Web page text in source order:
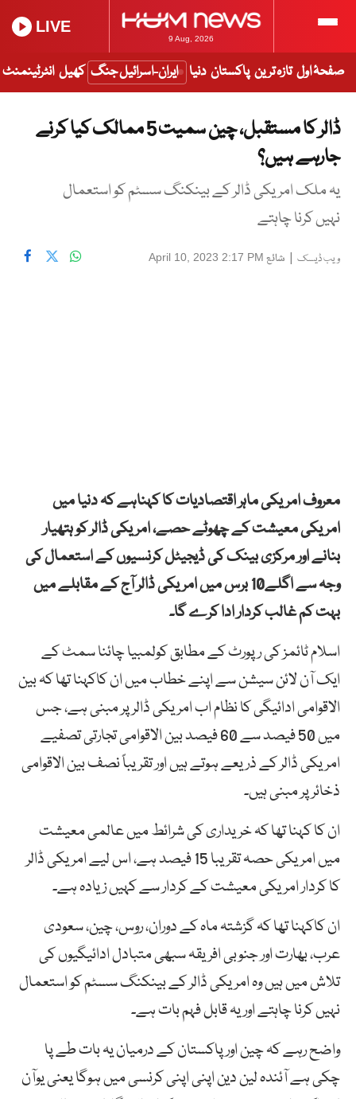
9 Aug, 2026
LIVE
صفحۂ اول تازہ ترین پاکستان دنیا ایران-اسرائیل جنگ کھیل انٹرٹینمنٹ
ڈالر کا مستقبل، چین سمیت 5 ممالک کیا کرنے
جارہے ہیں؟
یہ ملک امریکی ڈالر کے بینکنگ سسٹم کو استعمال
نہیں کرنا چاہتے
ویب ڈیسک | شائع April 10, 2023 2:17 PM
معروف امریکی ماہر اقتصادیات کا کہناہے کہ دنیا میں
امریکی معیشت کے چھوٹے حصے، امریکی ڈالر کو ہتھیار
بنانے اور مرکزی بینک کی ڈیجیٹل کرنسیوں کے استعمال کی
وجہ سے اگلے10 برس میں امریکی ڈالر آج کے مقابلے میں
بہت کم غالب کردار ادا کرے گا۔
اسلام ٹائمز کی رپورٹ کے مطابق کولمبیا چائنا سمٹ کے
ایک آن لائن سیشن سے اپنے خطاب میں ان کاکہنا تھا کہ بین
الاقوامی ادائیگی کا نظام اب امریکی ڈالر پر مبنی ہے، جس
میں 50 فیصد سے 60 فیصد بین الاقوامی تجارتی تصفیے
امریکی ڈالر کے ذریعے ہوتے ہیں اور تقریباً نصف بین الاقوامی
ذخائر پر مبنی ہیں۔
ان کا کہنا تھا کہ خریداری کی شرائط میں عالمی معیشت
میں امریکی حصہ تقریبا 15 فیصد ہے، اس لیے امریکی ڈالر
کا کردار امریکی معیشت کے کردار سے کہیں زیادہ ہے۔
ان کاکہنا تھا کہ گزشتہ ماہ کے دوران، روس، چین، سعودی
عرب، بھارت اور جنوبی افریقہ سبھی متبادل ادائیگیوں کی
تلاش میں ہیں وہ امریکی ڈالر کے بینکنگ سسٹم کو استعمال
نہیں کرنا چاہتے اور یہ قابل فہم بات ہے۔
واضح رہے کہ چین اورپاکستان کے درمیان یہ بات طے پا
چکی ہے آئندہ لین دین اپنی اپنی کرنسی میں ہوگا یعنی یوآن